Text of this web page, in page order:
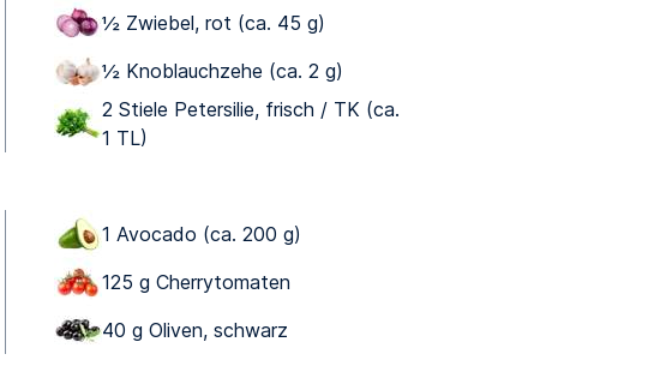
½ Zwiebel, rot (ca. 45 g)
½ Knoblauchzehe (ca. 2 g)
2 Stiele Petersilie, frisch / TK (ca.
1 TL)
1 Avocado (ca. 200 g)
125 g Cherrytomaten
40 g Oliven, schwarz